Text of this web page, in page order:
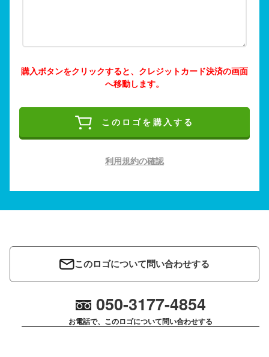
購入ボタンをクリックすると、クレジットカード決済の画面
へ移動します。
このロゴを購入する
利用規約の確認
このロゴについて問い合わせする
050-3177-4854
お電話で、このロゴについて問い合わせする